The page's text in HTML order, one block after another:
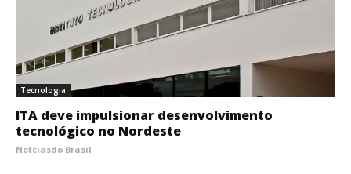
Tecnologia
ITA deve impulsionar desenvolvimento
tecnológico no Nordeste
Notciasdo Brasil